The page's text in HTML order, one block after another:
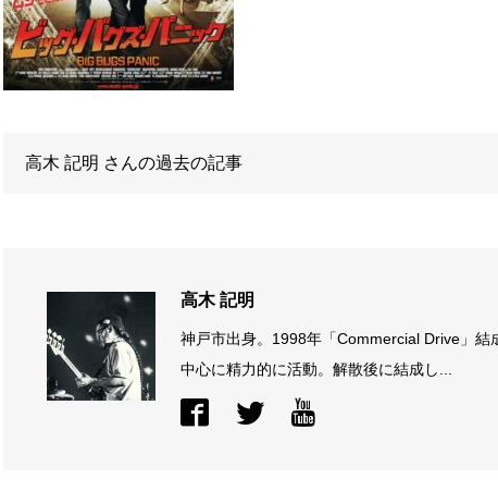
高木 記明 さんの過去の記事
高木 記明
神戸市出身。1998年「Commercial Drive」結
中心に精力的に活動。解散後に結成し...